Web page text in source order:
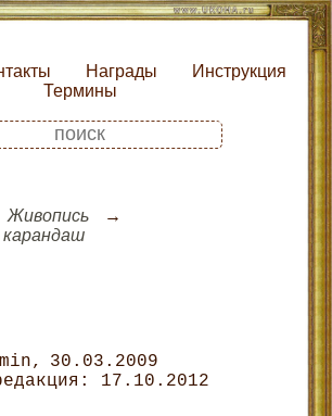
Награды
Инструкция
Термины
Живопись
карандаш
30.03.2009
17.10.2012